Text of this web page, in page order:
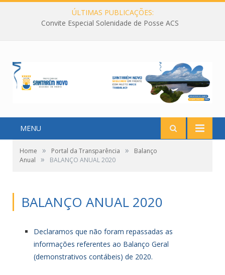
ÚLTIMAS PUBLICAÇÕES:
Convite Especial Solenidade de Posse ACS
MENU
Home » Portal da Transparência »
Balanço
Anual
» BALANÇO ANUAL 2020
BALANÇO ANUAL 2020
Declaramos que não foram repassadas as
informações referentes ao Balanço Geral
(demonstrativos contábeis) de 2020.